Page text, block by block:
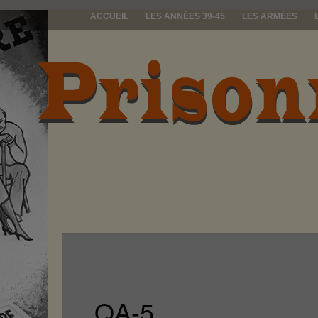
ACCUEIL LES ANNÉES 39-45 LES ARMÉES
prisonniers